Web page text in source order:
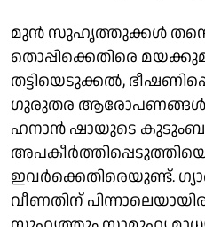
മുൻ സുഹൃത്തുക്കൾ
തൊപ്പിക്കെതിരെ
തട്ടിയെടുക്കൽ,
ഗുരുതര ആരോപണങ്ങൾ
ഹനാൻ ഷായുടെ
ഇവർക്കെതിരെയുണ്ട്.
വീണതിന്